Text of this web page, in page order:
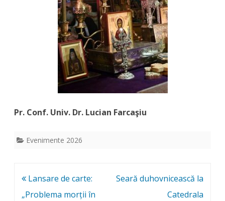
Pr. Conf. Univ. Dr. Lucian Farcaşiu
Evenimente 2026
Post
navigation
Lansare de carte:
„Problema morții în
Seară duhovnicească la
Catedrala